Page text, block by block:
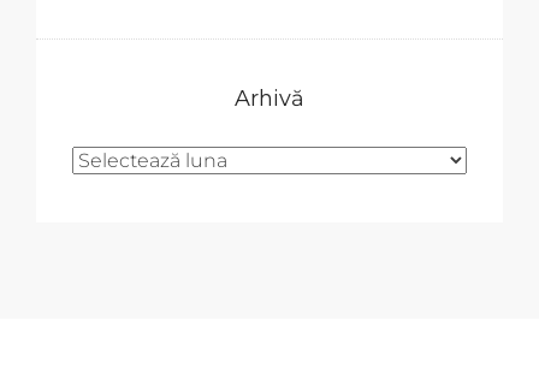
Arhivă
Arhivă